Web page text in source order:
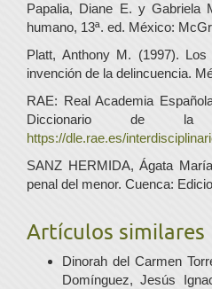
Papalia, Diane E. y Gabriela
humano, 13ª. ed. México:
Platt, Anthony M. (1997).
invención de la delincuencia.
RAE: Real Academia
Diccionario de la
https://dle.rae.es/
SANZ HERMIDA, Ágata
penal del menor. Cuenca:
Artículos similares
Dinorah del Carmen
Domínguez, Jesús